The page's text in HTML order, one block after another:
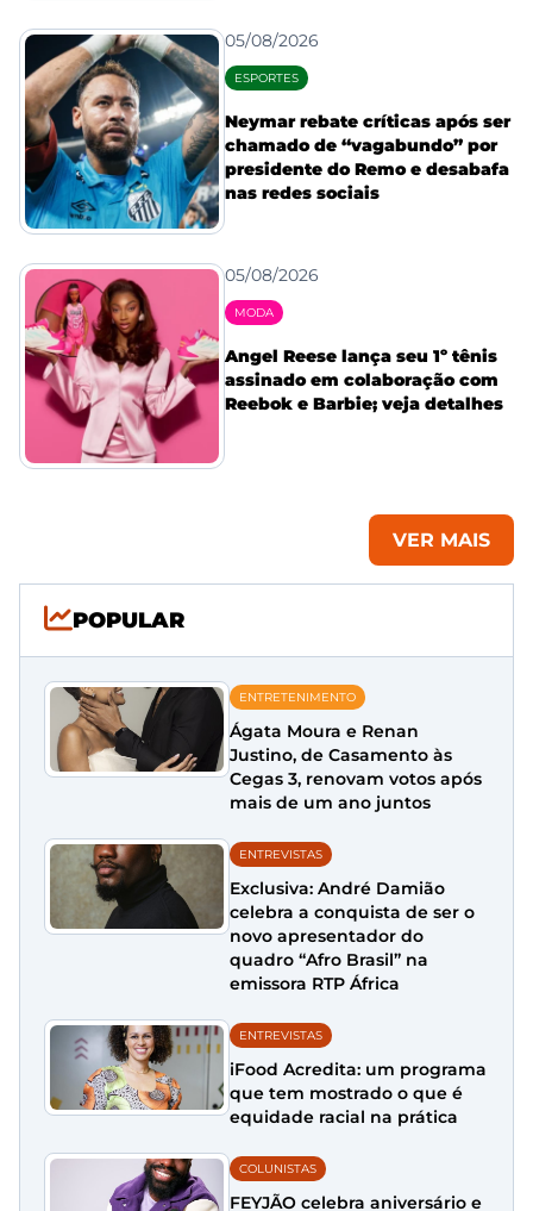
05/08/2026
ESPORTES
Neymar rebate críticas após ser
chamado de “vagabundo” por
presidente do Remo e desabafa
nas redes sociais
05/08/2026
MODA
Angel Reese lança seu 1º tênis
assinado em colaboração com
Reebok e Barbie; veja detalhes
VER MAIS
POPULAR
ENTRETENIMENTO
Ágata Moura e Renan
Justino, de Casamento às
Cegas 3, renovam votos após
mais de um ano juntos
ENTREVISTAS
Exclusiva: André Damião
celebra a conquista de ser o
novo apresentador do
quadro “Afro Brasil” na
emissora RTP África
ENTREVISTAS
iFood Acredita: um programa
que tem mostrado o que é
equidade racial na prática
COLUNISTAS
FEYJÃO celebra aniversário e